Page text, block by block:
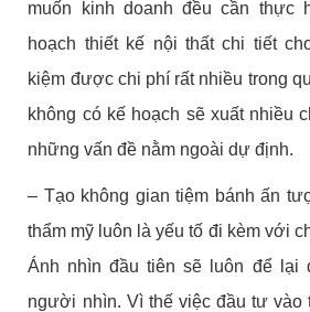
muốn kinh doanh đều cần thực
hoạch thiết kế nội thất chi tiết
kiệm được chi phí rất nhiều trong
không có kế hoạch sẽ xuất nhiều
những vấn đề nằm ngoài dự định.
– Tạo không gian tiệm bánh ấn
thẩm mỹ luôn là yếu tố đi kèm với
Ánh nhìn đầu tiên sẽ luôn để
người nhìn. Vì thế việc đầu tư vào